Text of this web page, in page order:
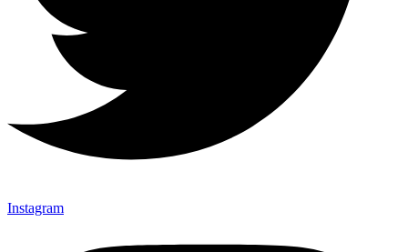
Instagram